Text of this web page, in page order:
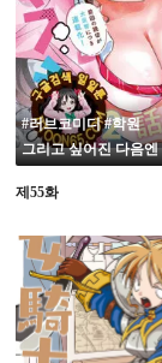
#러브코미디 #학원
그리고 싶어진 다음엔
제55화